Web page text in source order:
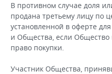
В противном случае доля
продана третьему лицу по
установленной в оферте
и Общества, если
право покупки.
Участник Общества,